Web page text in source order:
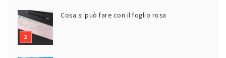
Cosa si può fare con il foglio rosa